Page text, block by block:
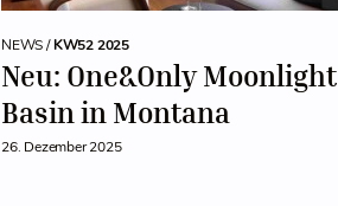
NEWS /KW52 2025
Neu: One&Only Moonlight
Basin in Montana
26. Dezember 2025